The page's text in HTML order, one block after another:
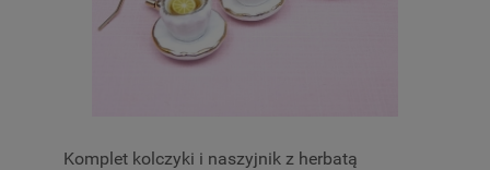
Komplet kolczyki i naszyjnik z herbatą